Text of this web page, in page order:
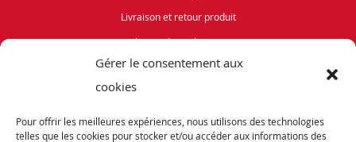
Gérer le consentement aux
cookies
Pour offrir les meilleures expériences, nous utilisons des technologies
telles que les cookies pour stocker et/ou accéder aux informations des
Livraison et retour produit
Politique de cookies (UE)
Occasions